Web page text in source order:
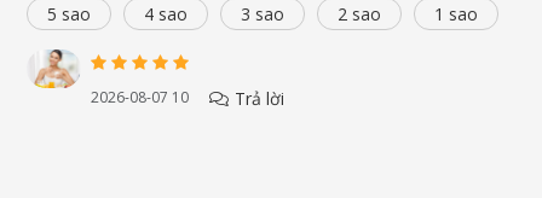
5 sao 4 sao 3 sao 2 sao 1 sao
2026-08-07 10 Trả lời